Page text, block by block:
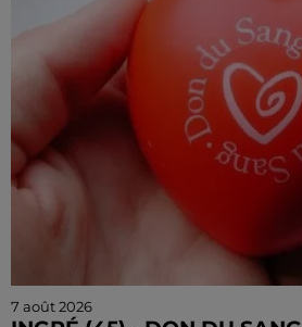
7 août 2026